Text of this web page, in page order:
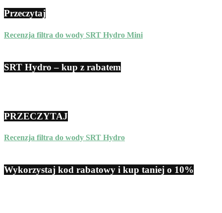
Przeczytaj
Recenzja filtra do wody SRT Hydro Mini
SRT Hydro – kup z rabatem
PRZECZYTAJ
Recenzja filtra do wody SRT Hydro
Wykorzystaj kod rabatowy i kup taniej o 10%